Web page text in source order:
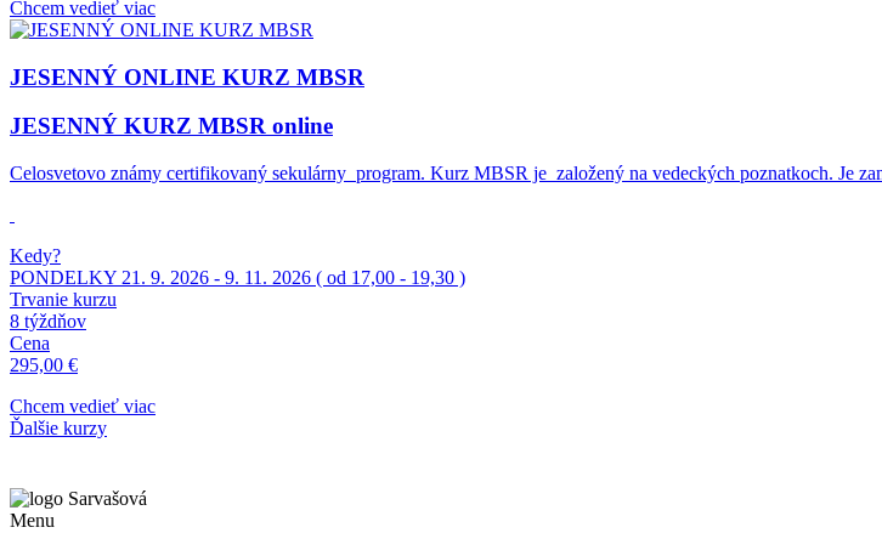
Chcem vedieť viac
JESENNÝ ONLINE KURZ MBSR
JESENNÝ KURZ MBSR online
Celosvetovo známy certifikovaný sekulárny program. Kurz MBSR je založený na vedeckých poznatkoch. Je
Kedy?
PONDELKY 21. 9. 2026 - 9. 11. 2026 ( od 17,00 - 19,30 )
Trvanie kurzu
8 týždňov
Cena
295,00 €
Chcem vedieť viac
Ďalšie kurzy
Menu